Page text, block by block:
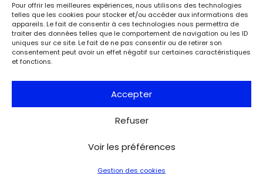
Pour offrir les meilleures expériences, nous utilisons des technologies
telles que les cookies pour stocker et/ou accéder aux informations des
appareils. Le fait de consentir à ces technologies nous permettra de
traiter des données telles que le comportement de navigation ou les ID
uniques sur ce site. Le fait de ne pas consentir ou de retirer son
consentement peut avoir un effet négatif sur certaines caractéristiques
et fonctions.
Accepter
Refuser
Voir les préférences
Gestion des cookies
Voyage en Méditerranée au Collège de France